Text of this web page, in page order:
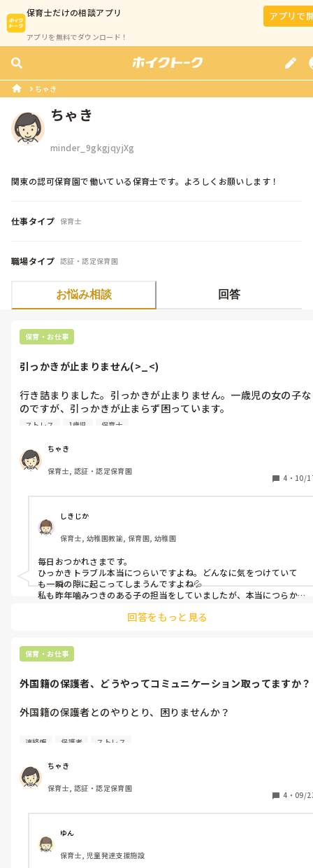
保育士だけの相談アプリ
アプリを無料でダウンロード！
アプリで
ちゃき
ちゃき
minder_9gkgjqyjXg
関東の認可保育園で働いている保育士です。よろしくお願いします！
仕事タイプ 保育士
職場タイプ 認証・認定保育園
お悩み相談 回答
保育・お仕事
引っかきが止まりません(>_<)
行き詰まりました。引っかきが止まりません。一歳児の女の子な
のですが、引っかきが止まらず困っています。
ケーションが出来ます。でも、怒りの沸点が低く、他児が近付い
ただけで顔を引っかいてしまいます。
担任間で気をつけていて、ほとんどは止められているのですが、
１００%は難しいです。
12人を3人で見ていて、昨日は一人が掃除や連絡帳の締めをして
いる時でした。子どもの一人が嘔吐したので、その対応をしてい
れました。
この件は、嘔吐処理のためにヘルプを呼ぶべきだったと反省。
けても隙が生まれます。
同じ子ばかりが引っかかれていて、保護者の方も不信感を抱いて
います。これ以上は引っかきが起きないように、とプレッシャー
ます。
ストレス 1歳児 保育士
ちゃき
保育士, 認証・認定保育園
4 ・ 10/
しきじか
保育士, 幼稚園教諭, 保育園, 幼稚園
毎日おつかれさまです。
ひっかきトラブル本当につらいですよね。どんなに気をつけていて
も一瞬の隙に起こってしまうんですよね💦
私も昨年噛みつきのある子の担当をしていましたが、本当につらか
ことで落ち着くことが多かったです。しかし、年度末までクラスのピ
りです。
回答をもっと見る
保育・お仕事
外国籍の保護者、どうやってコミュニケーション取ってますか？
外国籍の保護者とのやりとり、困りませんか？
クラスに中国籍の子どもがいます。送迎する祖母は全く日本語が
た時、体調が悪い時等の連絡はその都度電話でのやりとりになり
ます。電話をかけるのも手間ですし、細かいニュアンスが電話で
は伝わりにくく、行き違いも出てきます。
何かいい伝達手段や方法がありますか？
連絡帳 保護者 ストレス
ちゃき
保育士, 認証・認定保育園
4 ・ 09/
ゆん
保育士, 児童発達支援施設